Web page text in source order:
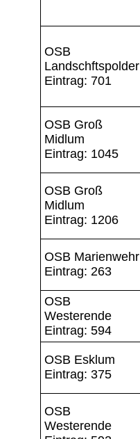
OSB
Landschftspolder
Eintrag: 701
OSB Groß
Midlum
Eintrag: 1045
OSB Groß
Midlum
Eintrag: 1206
OSB Marienwehr
Eintrag: 263
OSB
Westerende
Eintrag: 594
OSB Esklum
Eintrag: 375
OSB
Westerende